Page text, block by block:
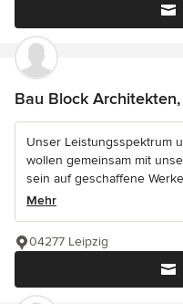
Bau Block
Unser Leistungsspektrum
wollen gemeinsam mit
sein auf geschaffene
Mehr
04277 Leipzig